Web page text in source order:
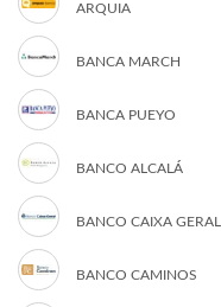
ARQUIA
BANCA MARCH
BANCA PUEYO
BANCO ALCALÁ
BANCO CAIXA GERAL
BANCO CAMINOS